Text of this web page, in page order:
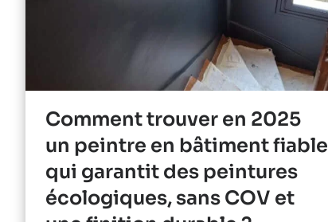
Comment trouver en 2025
un peintre en bâtiment fiable
qui garantit des peintures
écologiques, sans COV et